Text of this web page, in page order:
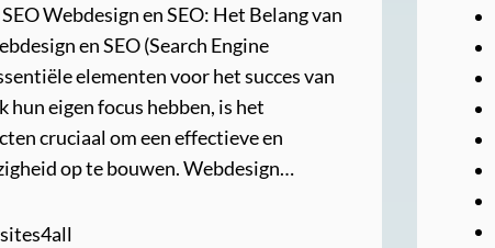
Webdesign en SEO: Het Belang van
en SEO (Search Engine
elementen voor het succes van
hun eigen focus hebben, is het
cruciaal om een effectieve en
op te bouwen. Webdesign…